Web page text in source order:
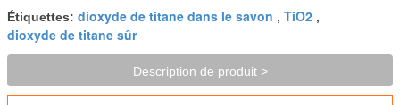
Étiquettes: dioxyde de titane dans le savon , TiO2 ,
dioxyde de titane sûr
Description de produit >